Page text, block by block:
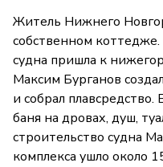
Житель Нижнего
собственном коттедже.
судна пришла к
Максим Бурганов
и собрал
баня на дровах, душ,
строительство судна
комплекса ушло около